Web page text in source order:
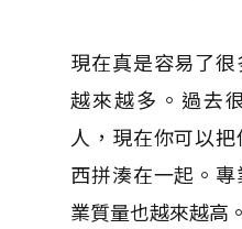
現在真是容易了
越來越多。 過去
人，現在你可以
西拼湊在一起。
業質量也越來越高。